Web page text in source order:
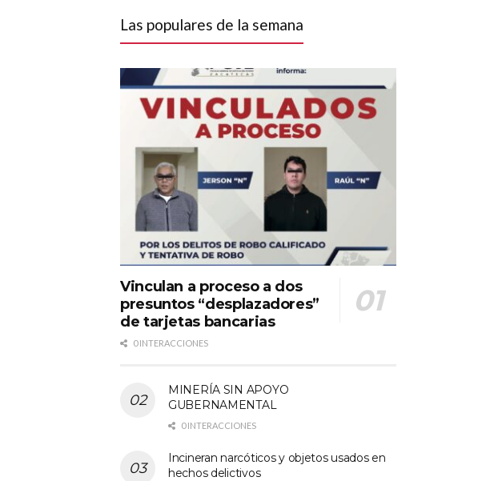
Las populares de la semana
Vinculan a proceso a dos
presuntos “desplazadores”
de tarjetas bancarias
0 INTERACCIONES
MINERÍA SIN APOYO
GUBERNAMENTAL
0 INTERACCIONES
Incineran narcóticos y objetos usados en
hechos delictivos